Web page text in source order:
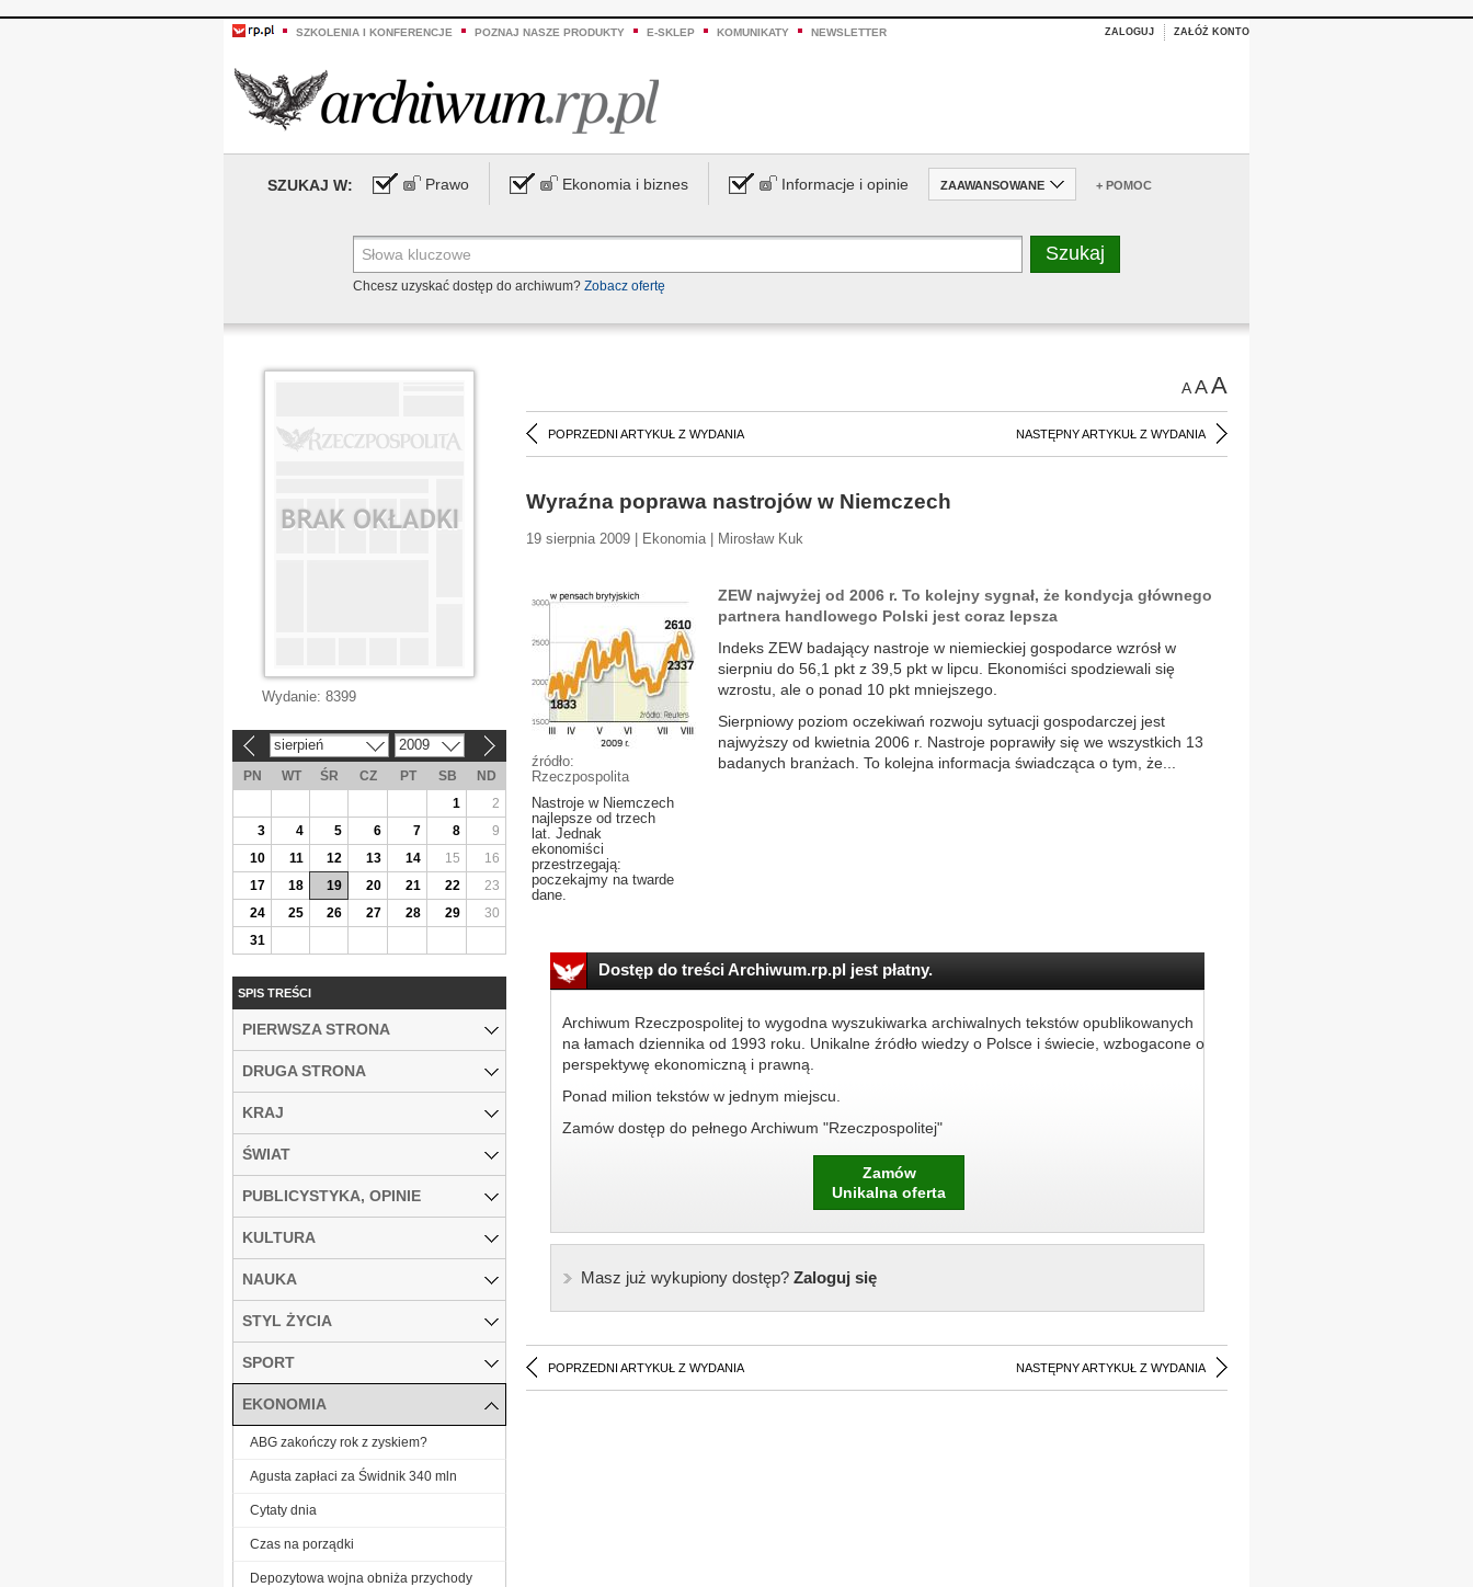
SZKOLENIA I KONFERENCJE POZNAJ NASZE PRODUKTY E-SKLEP KOMUNIKATY NEWSLETTER ZALOGUJ ZAŁÓŻ KONTO
SZUKAJ W: Prawo Ekonomia i biznes Informacje i opinie ZAAWANSOWANE + POMOC
Chcesz uzyskać dostęp do archiwum? Zobacz ofertę
AAA
POPRZEDNI ARTYKUŁ Z WYDANIA NASTĘPNY ARTYKUŁ Z WYDANIA
Wyraźna poprawa nastrojów w Niemczech
19 sierpnia 2009 | Ekonomia | Mirosław Kuk
źródło:
Rzeczpospolita
Nastroje w Niemczech
najlepsze od trzech
lat. Jednak
ekonomiści
przestrzegają:
poczekajmy na twarde
dane.
ZEW najwyżej od 2006 r. To kolejny sygnał, że kondycja głównego
partnera handlowego Polski jest coraz lepsza
Indeks ZEW badający nastroje w niemieckiej gospodarce wzrósł w
sierpniu do 56,1 pkt z 39,5 pkt w lipcu. Ekonomiści spodziewali się
wzrostu, ale o ponad 10 pkt mniejszego.
Sierpniowy poziom oczekiwań rozwoju sytuacji gospodarczej jest
najwyższy od kwietnia 2006 r. Nastroje poprawiły się we wszystkich 13
badanych branżach. To kolejna informacja świadcząca o tym, że...
Dostęp do treści Archiwum.rp.pl jest płatny.
Archiwum Rzeczpospolitej to wygodna wyszukiwarka archiwalnych tekstów opublikowanych
na łamach dziennika od 1993 roku. Unikalne źródło wiedzy o Polsce i świecie, wzbogacone o
perspektywę ekonomiczną i prawną.
Ponad milion tekstów w jednym miejscu.
Zamów dostęp do pełnego Archiwum "Rzeczpospolitej"
Zamów
Unikalna oferta
Masz już wykupiony dostęp?Zaloguj się
POPRZEDNI ARTYKUŁ Z WYDANIA NASTĘPNY ARTYKUŁ Z WYDANIA
Wydanie: 8399
sierpień 2009
PN WT ŚR CZ PT SB
ND
1
2
3
4 5 6 7 8
9
10
11 12 13 14 15
16
17
18 19 20 21 22
23
24
25 26 27 28 29
30
31
SPIS TREŚCI
PIERWSZA STRONA
DRUGA STRONA
KRAJ
ŚWIAT
PUBLICYSTYKA, OPINIE
KULTURA
NAUKA
STYL ŻYCIA
SPORT
EKONOMIA
ABG zakończy rok z zyskiem?
Agusta zapłaci za Świdnik 340 mln
Cytaty dnia
Czas na porządki
Depozytowa wojna obniża przychody